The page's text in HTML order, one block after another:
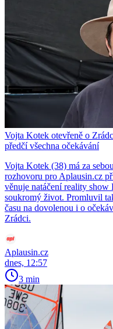
Vojta Kotek otevřeně o
předčí všechna očekávání
Vojta Kotek (38) má za
rozhovoru pro Aplausin.cz
věnuje natáčení reality
soukromý život. Promluvil
času na dovolenou i o
Zrádci.
Aplausin.cz
dnes, 12:57
3 min